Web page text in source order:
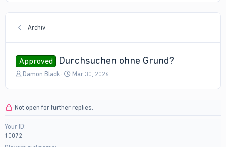
Archiv
Approved Durchsuchen ohne Grund?
T
a
s
Damon Black
S
t
Mar 30, 2026
Not open for further replies.
Your ID
10072